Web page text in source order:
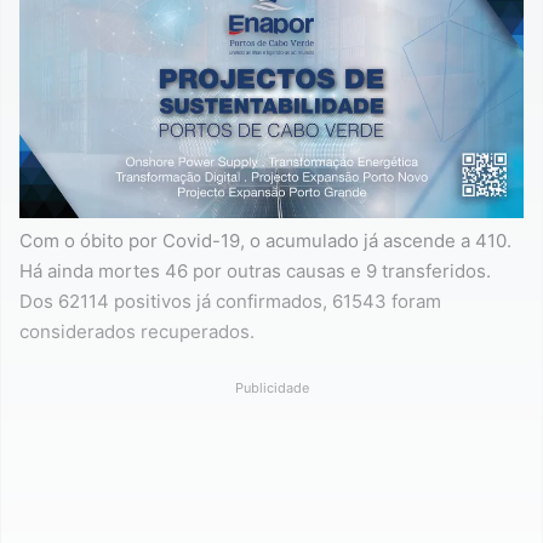
Com o óbito por Covid-19, o acumulado já ascende a 410.
Há ainda mortes 46 por outras causas e 9 transferidos.
Dos 62114 positivos já confirmados, 61543 foram
considerados recuperados.
Publicidade